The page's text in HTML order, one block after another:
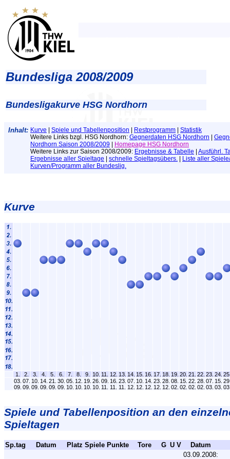
Bundesliga 2008/2009
Bundesligakurve HSG Nordhorn
Inhalt: Kurve Spiele und Tabellenposition Restprogramm
Statistik
Weitere Links bzgl. HSG Nordhorn: Gegnerdaten HSG Nordhorn
Nordhorn Saison 2008/2009
Homepage HSG Nordhorn
Weitere Links zur Saison 2008/2009: Ergebnisse & Tabelle
Ausführl.
Ergebnisse aller Spieltage
schnelle Spieltagsübers.
Liste aller
Kurven/Programm aller Bundeslig.
Kurve
1. 2. 3. 4. 5. 6. 7. 8. 9. 10. 11. 12. 13. 14. 15. 16. 17. 18. 19. 20. 21. 22. 23. 24.
03.
09.
07.
09.
10.
09.
14.
09.
21.
09.
30.
09.
05.
10.
12.
10.
19.
10.
26.
10.
09.
11.
16.
11.
23.
11.
07.
12.
10.
12.
14.
12.
23.
12.
28.
12.
08.
02.
15.
02.
22.
02.
28.
02.
07.
03.
15.
03.
Spiele und Tabellenposition an den
Spieltagen
Sp.tag Datum Platz Spiele Punkte Tore G U V
Datum
03.09.2008: